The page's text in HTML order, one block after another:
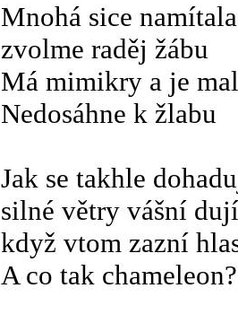
Mnohá sice
zvolme raděj žábu
Má mimikry a je
Nedosáhne k žlabu
Jak se takhle
silné větry vášní dují
když vtom zazní
A co tak chameleon?